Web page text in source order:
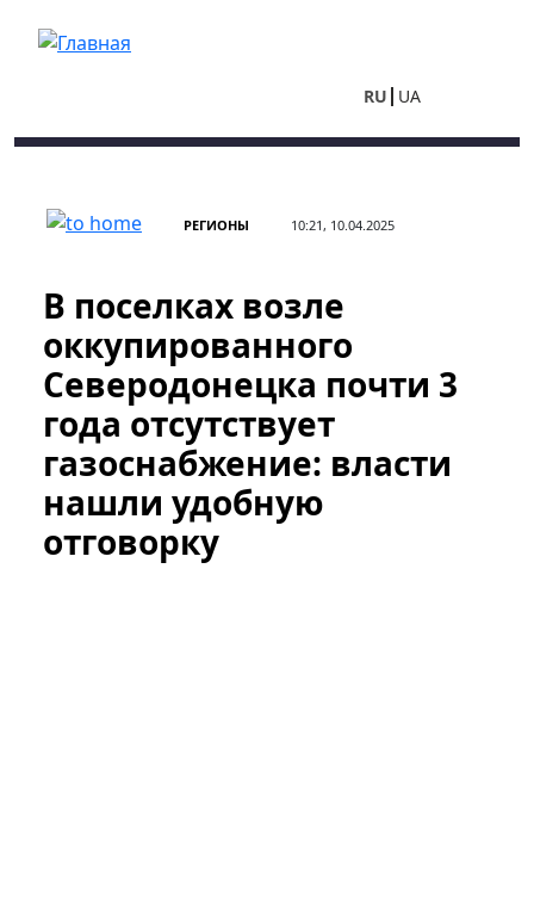
RU UA
РЕГИОНЫ 10:21, 10.04.2025
В поселках возле
оккупированного
Северодонецка почти 3
года отсутствует
газоснабжение: власти
нашли удобную
отговорку